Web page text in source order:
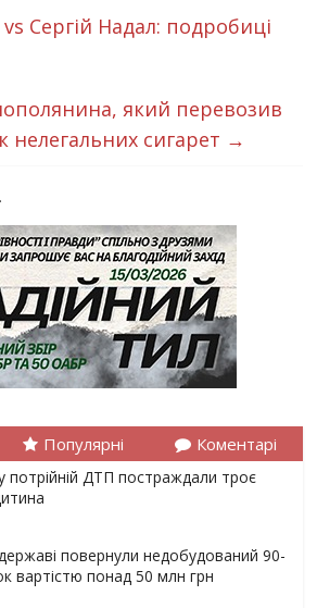
Сергій Надал: подробиці
який перевозив
нелегальних сигарет →
Популярні Коментарі
потрійній ДТП постраждали троє
повернули недобудований 90-
вартістю понад 50 млн грн